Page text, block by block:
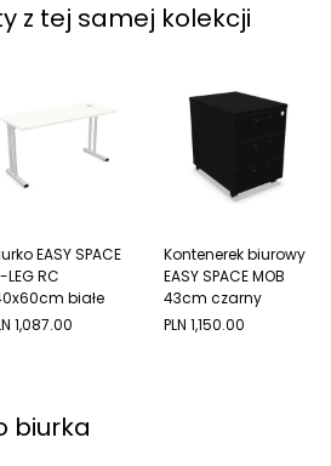
z tej samej kolekcji
1,087.00
EASY SPACE
LEG RC
białe
PLN 1,150.00
Kontenerek biurowy
EASY SPACE MOB
43cm czarny
grafitowy mobilny
biurka